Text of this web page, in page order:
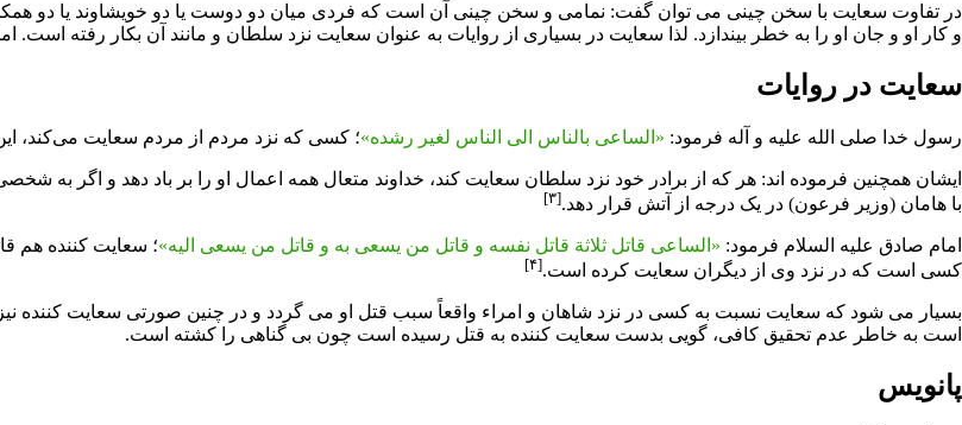
در تفاوت سعایت با سخن چینی می توان گفت: نمامى و سخن چینى آن است که فردی میان دو دوست یا دو خویشاوند یا دو
و کار او و جان او را به خطر بیندازد. لذا سعایت در بسیارى از روایات به عنوان سعایت نزد سلطان و مانند آن بکار رفته
سعایت در روایات
رسول خدا صلی الله علیه و آله فرمود: «الساعى بالناس الى الناس لغیر رشده»؛ کسى که نزد مردم از مردم سعایت مى‌کند،
ایشان همچنین فرموده اند: هر که از برادر خود نزد سلطان سعایت کند، خداوند متعال همه اعمال او را بر باد دهد و اگر به
با هامان (وزیر فرعون) در یک درجه از آتش قرار دهد.[۳]
امام صادق علیه السلام فرمود: «الساعى قاتل ثلاثة قاتل نفسه و قاتل من یسعى به و قاتل من یسعى الیه»؛ سعایت کننده هم
کسى است که در نزد وى از دیگران سعایت کرده است.[۴]
بسیار مى شود که سعایت نسبت به کسى در نزد شاهان و امراء واقعاً سبب قتل او مى گردد و در چنین صورتى سعایت
است به خاطر عدم تحقیق کافى، گویى بدست سعایت کننده به قتل رسیده است چون بى گناهى را کشته است.
پانویس